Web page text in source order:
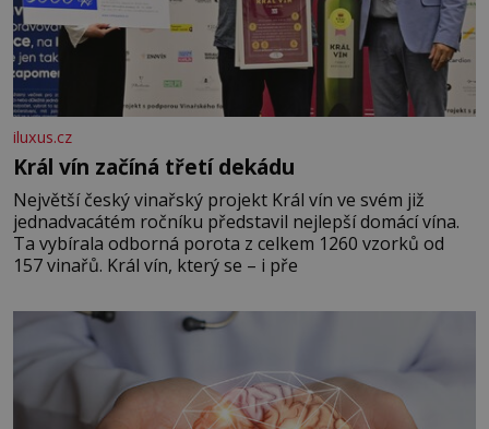
iluxus.cz
Král vín začíná třetí dekádu
Největší český vinařský projekt Král vín ve svém již
jednadvacátém ročníku představil nejlepší domácí vína.
Ta vybírala odborná porota z celkem 1260 vzorků od
157 vinařů. Král vín, který se – i pře